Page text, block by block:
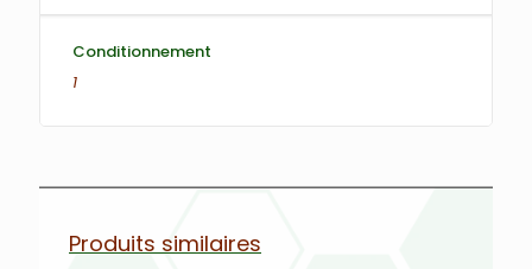
Conditionnement
1
Produits similaires